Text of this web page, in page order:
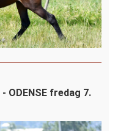
ODENSE fredag 7.